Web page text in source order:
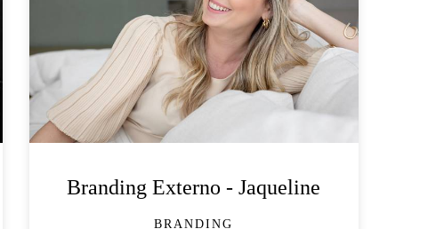
Branding Externo - Jaqueline
BRANDING